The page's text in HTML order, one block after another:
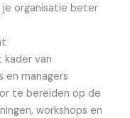
je organisatie beter
van
en managers
te bereiden op de
workshops en